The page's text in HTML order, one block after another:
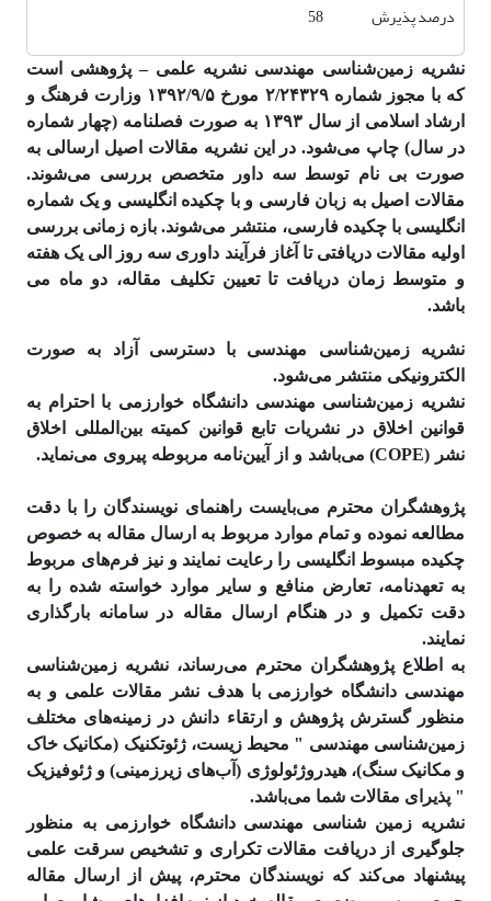
درصد پذیرش 58
نشریه زمین‌شناسی مهندسی نشریه علمی – پژوهشی است
که با مجوز شماره ۲/۲۴۳۲۹ مورخ ۱۳۹۲/۹/۵ وزارت فرهنگ و
ارشاد اسلامی از سال ۱۳۹۳ به صورت فصلنامه (چهار شماره
در سال) چاپ می‌شود. در این نشریه مقالات اصیل ارسالی به
صورت بی نام توسط سه داور متخصص بررسی می‌شوند.
مقالات اصیل به زبان فارسی و با چکیده انگلیسی و یک شماره
انگلیسی با چکیده فارسی، منتشر می‌شوند. بازه زمانی بررسی
اولیه مقالات دریافتی تا آغاز فرآیند داوری سه روز الی یک هفته
و متوسط زمان دریافت تا تعیین تکلیف مقاله، دو ماه می
باشد.
نشریه زمین‌شناسی مهندسی با دسترسی آزاد به صورت
الکترونیکی منتشر می‌شود.
نشریه زمین‌شناسی مهندسی دانشگاه خوارزمی با احترام به
قوانین اخلاق در نشریات تابع قوانین کمیته بین‌المللی اخلاق
نشر (COPE) می‌باشد و از آیین‌نامه مربوطه پیروی می‌نماید.
پژوهشگران محترم می‌بایست راهنمای نویسندگان را با دقت
مطالعه نموده و تمام موارد مربوط به ارسال مقاله به خصوص
چکیده مبسوط انگلیسی را رعایت نمایند و نیز فرم‌های مربوط
به تعهدنامه، تعارض منافع و سایر موارد خواسته شده را به
دقت تکمیل و در هنگام ارسال مقاله در سامانه بارگذاری
نمایند.
به اطلاع پژوهشگران محترم می‌رساند، نشریه زمین‌شناسی
مهندسی دانشگاه خوارزمی با هدف نشر مقالات علمی و به
منظور گسترش پژوهش و ارتقاء دانش در زمینه‌های مختلف
زمین‌شناسی مهندسی " محیط زیست، ژئوتکنیک (مکانیک خاک
و مکانیک سنگ)، هیدروژئولوژی (آب‌های زیرزمینی) و ژئوفیزیک
" پذیرای مقالات شما می‌باشد.
نشریه زمین شناسی مهندسی دانشگاه خوارزمی به منظور
جلوگیری از دریافت مقالات تکراری و تشخیص سرقت علمی
پیشنهاد می‌کند که نویسندگان محترم، پیش از ارسال مقاله